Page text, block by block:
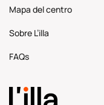
Mapa del centro
Sobre L’illa
FAQs